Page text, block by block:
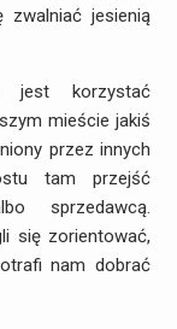
jesienią
jest korzystać
mieście jakiś
przez innych
tam przejść
sprzedawcą.
się zorientować,
nam dobrać